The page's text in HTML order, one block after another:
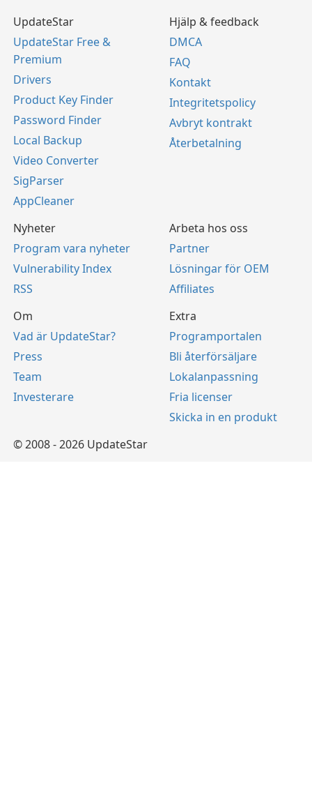
UpdateStar
UpdateStar Free &
Premium
Drivers
Product Key Finder
Password Finder
Local Backup
Video Converter
SigParser
AppCleaner
Hjälp & feedback
DMCA
FAQ
Kontakt
Integritetspolicy
Avbryt kontrakt
Återbetalning
Nyheter
Program vara nyheter
Vulnerability Index
RSS
Arbeta hos oss
Partner
Lösningar för OEM
Affiliates
Om
Vad är UpdateStar?
Press
Team
Investerare
Extra
Programportalen
Bli återförsäljare
Lokalanpassning
Fria licenser
Skicka in en produkt
© 2008 - 2026 UpdateStar